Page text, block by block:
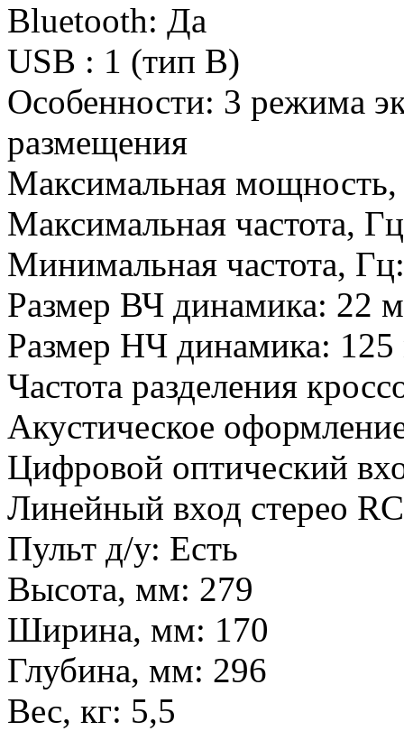
Bluetooth: Да
USB : 1 (тип В)
Особенности: 3 режима
размещения
Максимальная
Максимальная частота,
Минимальная частота,
Размер ВЧ динамика: 22
Размер НЧ динамика:
Частота разделения
Акустическое
Цифровой оптический
Линейный вход стерео
Пульт д/у: Есть
Высота, мм: 279
Ширина, мм: 170
Глубина, мм: 296
Вес, кг: 5,5